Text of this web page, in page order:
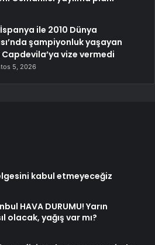
ile 2010 Dünya
şampiyonluk yaşayan
vize vermedi
5, 2026
kabul etmeyeceğiz
HAVA DURUMU! Yarın
olacak, yağış var mı?